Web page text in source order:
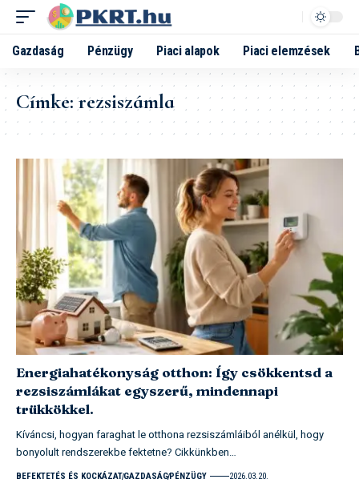
Gazdaság Pénzügy Piaci alapok Piaci elemzések
Címke:rezsiszámla
Energiahatékonyság otthon: Így csökkentsd a
rezsiszámlákat egyszerű, mindennapi
trükkökkel.
Kíváncsi, hogyan faraghat le otthona rezsiszámláiból anélkül, hogy
bonyolult rendszerekbe fektetne? Cikkünkben…
BEFEKTETÉS ÉS KOCKÁZATGAZDASÁGPÉNZÜGY 2026.03.20.